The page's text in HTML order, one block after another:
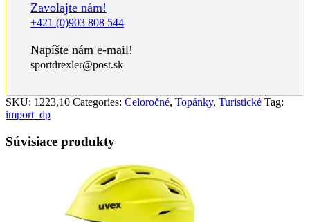
Zavolajte nám!
+421 (0)903 808 544
Napíšte nám e-mail!
sportdrexler@post.sk
SKU: 1223,10 Categories: Celoročné, Topánky, Turistické Tag:
import_dp
Súvisiace produkty